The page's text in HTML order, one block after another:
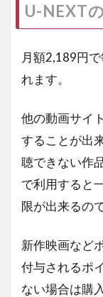
U-NEXT
月額2,189円
れます。
他の動画サイ
することが出
聴できない作
で利用すると
限が出来るの
新作映画など
付与されるポ
ない場合は購